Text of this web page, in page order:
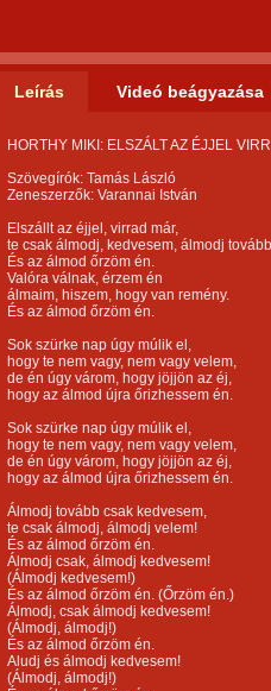
Leírás Videó beágyazása
HORTHY MIKI: ELSZÁLT AZ ÉJJEL
Szövegírók: Tamás László
Zeneszerzők: Varannai István
Elszállt az éjjel, virrad már,
te csak álmodj, kedvesem, álmodj
És az álmod őrzöm én.
Valóra válnak, érzem én
álmaim, hiszem, hogy van remény.
És az álmod őrzöm én.
Sok szürke nap úgy múlik el,
hogy te nem vagy, nem vagy velem,
de én úgy várom, hogy jöjjön az éj,
hogy az álmod újra őrizhessem én.
Sok szürke nap úgy múlik el,
hogy te nem vagy, nem vagy velem,
de én úgy várom, hogy jöjjön az éj,
hogy az álmod újra őrizhessem én.
Álmodj tovább csak kedvesem,
te csak álmodj, álmodj velem!
És az álmod őrzöm én.
Álmodj csak, álmodj kedvesem!
(Álmodj kedvesem!)
És az álmod őrzöm én. (Őrzöm én.)
Álmodj, csak álmodj kedvesem!
(Álmodj, álmodj!)
És az álmod őrzöm én.
Aludj és álmodj kedvesem!
(Álmodj, álmodj!)